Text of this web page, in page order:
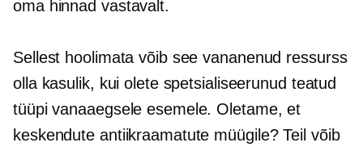
oma hinnad vastavalt.
Sellest hoolimata võib see vananenud ressurss
olla kasulik, kui olete spetsialiseerunud teatud
tüüpi vanaaegsele esemele. Oletame, et
keskendute antiikraamatute müügile? Teil võib